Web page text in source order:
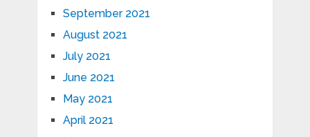
September 2021
August 2021
July 2021
June 2021
May 2021
April 2021